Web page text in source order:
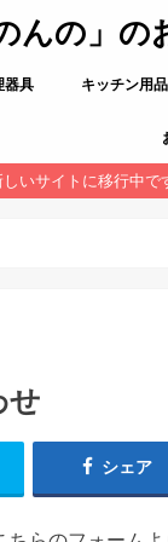
んの」
器具 キッチン用品
いサイトに移行中
せ
シェア